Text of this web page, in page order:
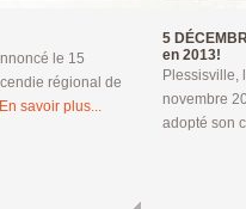
le 15
régional de
En savoir plus...
5
en 2013!
Plessisville,
novembre
adopté son